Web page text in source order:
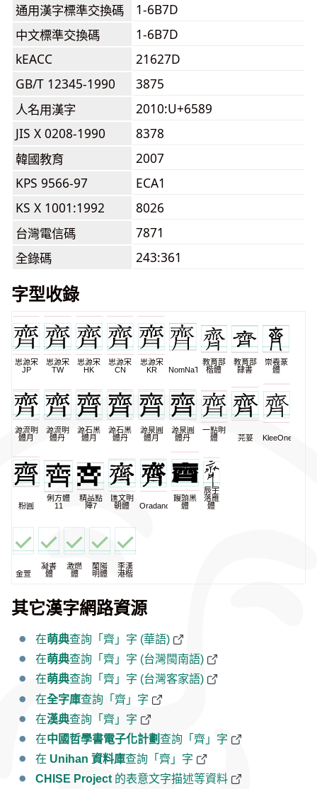
通用漢字標準交換碼
1-6B7D
中文標準交換碼
1-6B7D
kEACC
21627D
GB/T 12345-1990
3875
人名用漢字
2010:U+6589
JIS X 0208-1990
8378
韓國教育
2007
KPS 9566-97
ECA1
KS X 1001:1992
8026
台灣電信碼
7871
全錄碼
243:361
字型收錄
思源宋
JP
思源宋
TW
思源宋
HK
思源宋
CN
思源宋
KR
NomNaTong
教育部
楷體
教育部
隸書
崇羲篆
體
源流明
體月
源流明
體丹
源石黑
體月
源石黑
體丹
源泉圓
體月
源泉圓
體丹
一點明
體
芫荽 KleeOne
粉圓
俐方體
11
精品點
陣7
匯文明
朝體
Oradano
饅頭黑
體
辰宇
落雁
體
金萱
凝書
體
激燃
體
蘭陽
明體
李漢
港楷
其它漢字網路資源
在萌典查詢「齊」字 (華語)
在萌典查詢「齊」字 (台灣閩南語)
在萌典查詢「齊」字 (台灣客家語)
在全字庫查詢「齊」字
在漢典查詢「齊」字
在中國哲學書電子化計劃查詢「齊」字
在 Unihan 資料庫查詢「齊」字
CHISE Project 的表意文字描述等資料